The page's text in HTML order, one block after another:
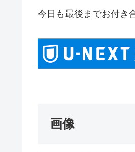
今日も最後までお付き
画像